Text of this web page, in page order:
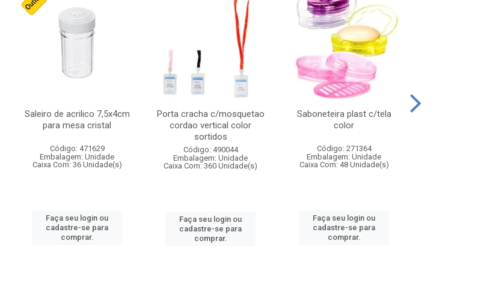
Saleiro de acrilico 7,5x4cm
para mesa cristal
Código: 471629
Embalagem: Unidade
Caixa Com: 36 Unidade(s)
Faça seu login ou
cadastre-se para
comprar.
Porta cracha c/mosquetao
cordao vertical color
sortidos
Código: 490044
Embalagem: Unidade
Caixa Com: 360 Unidade(s)
Faça seu login ou
cadastre-se para
comprar.
Saboneteira plast c/tela
color
Código: 271364
Embalagem: Unidade
Caixa Com: 48 Unidade(s)
Faça seu login ou
cadastre-se para
comprar.